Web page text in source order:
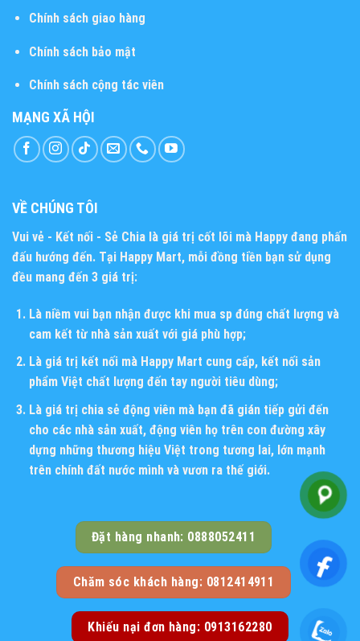
Chính sách giao hàng
Chính sách bảo mật
Chính sách cộng tác viên
MẠNG XÃ HỘI
VỀ CHÚNG TÔI
Vui vẻ - Kết nối - Sẻ Chia là giá trị cốt lõi mà Happy đang phấn
đấu hướng đến. Tại Happy Mart, mỗi đồng tiền bạn sử dụng
đều mang đến 3 giá trị:
Là niềm vui bạn nhận được khi mua sp đúng chất lượng và
cam kết từ nhà sản xuất với giá phù hợp;
Là giá trị kết nối mà Happy Mart cung cấp, kết nối sản
phẩm Việt chất lượng đến tay người tiêu dùng;
Là giá trị chia sẻ động viên mà bạn đã gián tiếp gửi đến
cho các nhà sản xuất, động viên họ trên con đường xây
dựng những thương hiệu Việt trong tương lai, lớn mạnh
trên chính đất nước mình và vươn ra thế giới.
Đặt hàng nhanh: 0888052411
Chăm sóc khách hàng: 0812414911
Khiếu nại đơn hàng: 0913162280